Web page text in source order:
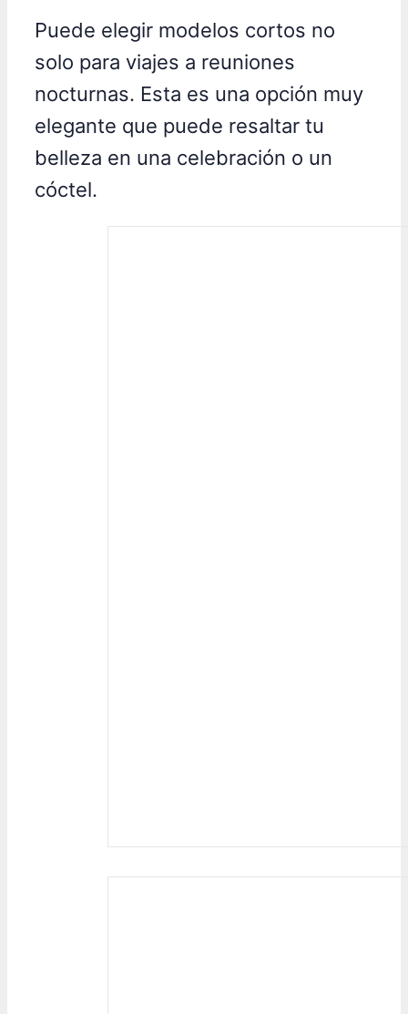
Puede elegir modelos cortos no
solo para viajes a reuniones
nocturnas. Esta es una opción muy
elegante que puede resaltar tu
belleza en una celebración o un
cóctel.